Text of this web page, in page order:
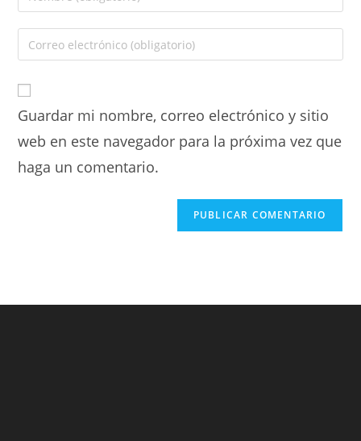
Guardar mi nombre, correo electrónico y sitio
web en este navegador para la próxima vez que
haga un comentario.